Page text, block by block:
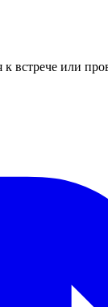
к встрече или